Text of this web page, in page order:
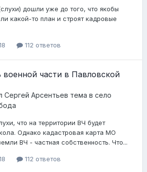
дошли уже до того, что якобы
какой-то план и строят кадровые
112 ответов
военной части в Павловской
Сергей Арсентьев тема в село
что на территории ВЧ будет
Однако кадастровая карта МО
ВЧ - частная собственность. Что...
112 ответов